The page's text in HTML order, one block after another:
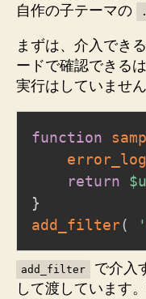
自作の子テーマの
まずは、介入でき
ードで確認できる
実行はしていませ
function
error_log
return
}
add_filter(
add_filter
で介入
して渡しています